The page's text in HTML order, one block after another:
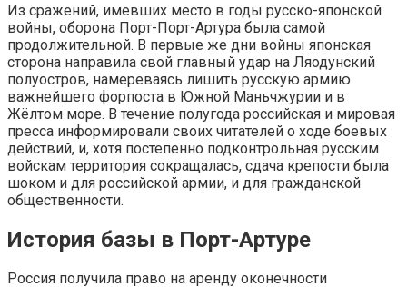
Из сражений, имевших место в годы русско-японской
войны, оборона Порт-Порт-Артура была самой
продолжительной. В первые же дни войны японская
сторона направила свой главный удар на Ляодунский
полуостров, намереваясь лишить русскую армию
важнейшего форпоста в Южной Маньчжурии и в
Жёлтом море. В течение полугода российская и мировая
пресса информировали своих читателей о ходе боевых
действий, и, хотя постепенно подконтрольная русским
войскам территория сокращалась, сдача крепости была
шоком и для российской армии, и для гражданской
общественности.
История базы в Порт-Артуре
Россия получила право на аренду оконечности